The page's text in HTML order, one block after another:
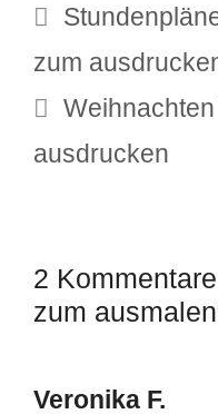
zum
ausdrucken
2
zum
Veronika F.